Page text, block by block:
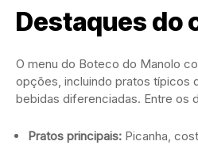
Destaques do
O menu do Boteco do Manolo
opções, incluindo pratos típicos
bebidas diferenciadas. Entre os
Pratos principais: Picanha,